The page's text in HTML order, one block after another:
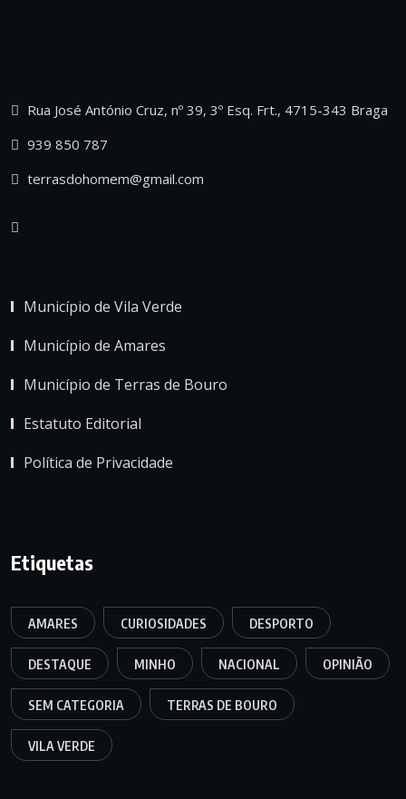
Rua José António Cruz, nº 39, 3º Esq. Frt., 4715-343 Braga
939 850 787
terrasdohomem@gmail.com
Município de Vila Verde
Município de Amares
Município de Terras de Bouro
Estatuto Editorial
Política de Privacidade
Etiquetas
AMARES CURIOSIDADES DESPORTO
DESTAQUE MINHO NACIONAL OPINIÃO
SEM CATEGORIA TERRAS DE BOURO
VILA VERDE